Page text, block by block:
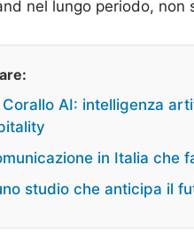
nel lungo periodo, non
Corallo AI: intelligenza
in Italia che
studio che anticipa il